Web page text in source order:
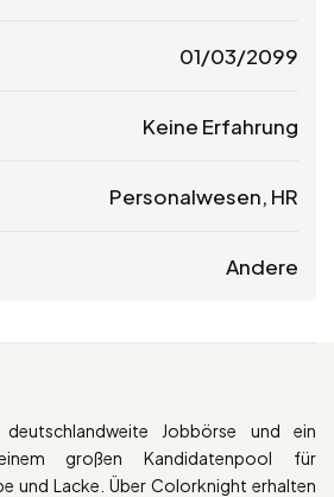
01/03/2099
Keine Erfahrung
Personalwesen, HR
Andere
Jobbörse und ein
großen Kandidatenpool für
und Lacke. Über Colorknight erhalten